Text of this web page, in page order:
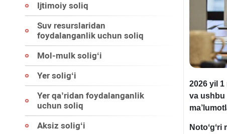
Ijtimoiy soliq
Suv resurslaridan
foydalanganlik uchun soliq
Mol-mulk soligʻi
Yer soligʻi
Yer qa’ridan foydalanganlik
uchun soliq
Aksiz soligʻi
2026 yil
va ushbu